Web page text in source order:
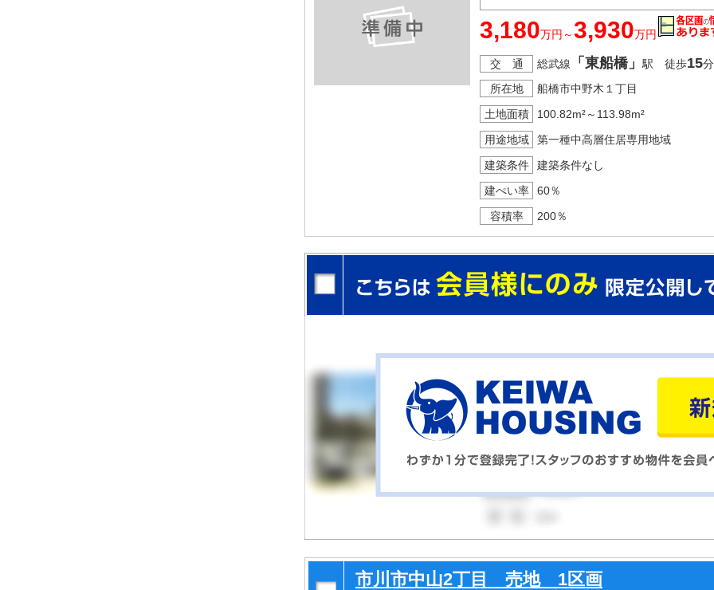
3,180万円～3,930万円
交 通 総武線 「東船橋」 駅 徒歩15
所在地
船橋市中野木１丁目
土地面積
100.82m²～113.98m²
用途地域
第一種中高層住居専用地域
建築条件
建築条件なし
建ぺい率
60％
容積率
200％
市川市中山2丁目 売地 1区画